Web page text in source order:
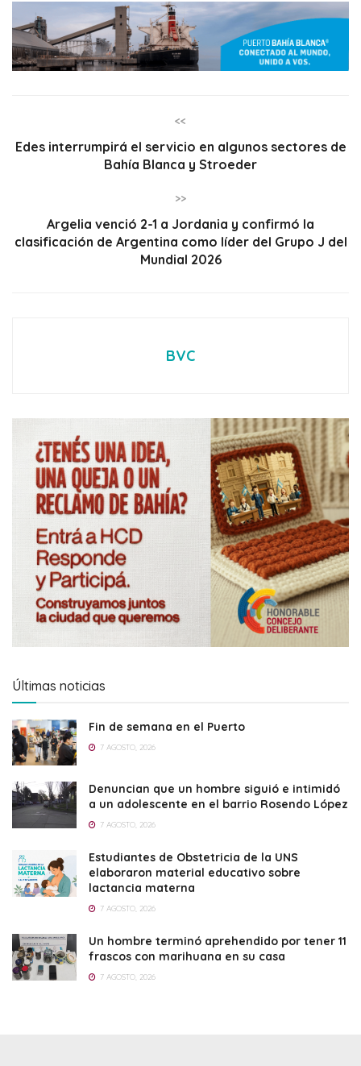
<<
Edes interrumpirá el servicio en algunos sectores de
Bahía Blanca y Stroeder
>>
Argelia venció 2-1 a Jordania y confirmó la
clasificación de Argentina como líder del Grupo J del
Mundial 2026
BVC
Últimas noticias
Fin de semana en el Puerto
7 AGOSTO, 2026
Denuncian que un hombre siguió e intimidó
a un adolescente en el barrio Rosendo López
7 AGOSTO, 2026
Estudiantes de Obstetricia de la UNS
elaboraron material educativo sobre
lactancia materna
7 AGOSTO, 2026
Un hombre terminó aprehendido por tener 11
frascos con marihuana en su casa
7 AGOSTO, 2026